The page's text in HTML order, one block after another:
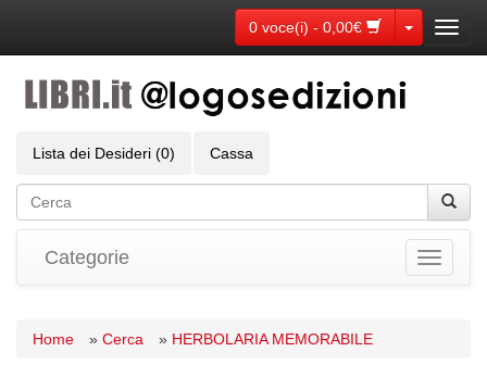
0 voce(i) - 0,00€ Toggle
Lista dei Desideri (0) Cassa
Toggle
Categorie
Home » Cerca » HERBOLARIA MEMORABILE